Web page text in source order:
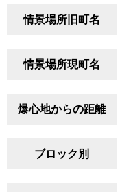
情景場所旧町名
情景場所現町名
爆心地からの距離
ブロック別